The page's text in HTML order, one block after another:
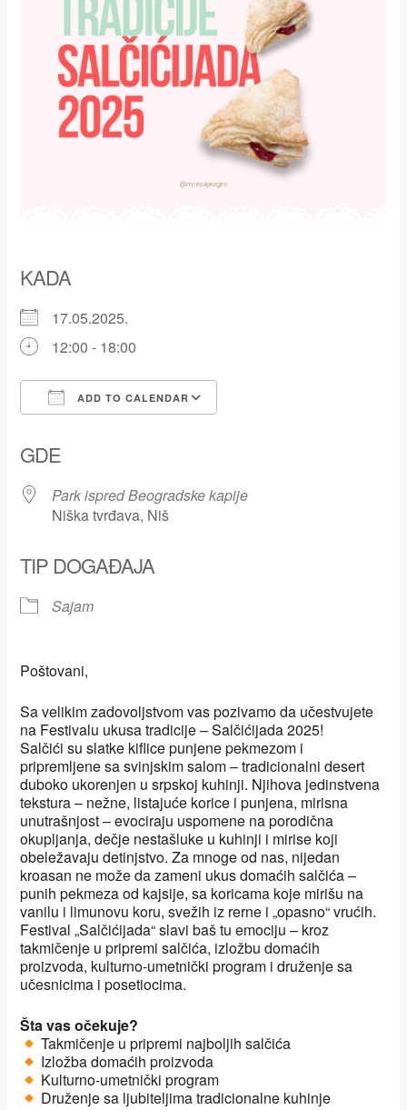
KADA
17.05.2025.
12:00 - 18:00
ADD TO CALENDAR
GDE
Park ispred Beogradske kapije
Niška tvrđava, Niš
TIP DOGAĐAJA
Sajam
Poštovani,
Sa velikim zadovoljstvom vas pozivamo da učestvujete
na Festivalu ukusa tradicije – Salčićijada 2025!
Salčići su slatke kiflice punjene pekmezom i
pripremljene sa svinjskim salom – tradicionalni desert
duboko ukorenjen u srpskoj kuhinji. Njihova jedinstvena
tekstura – nežne, listajuće korice i punjena, mirisna
unutrašnjost – evociraju uspomene na porodična
okupljanja, dečje nestašluke u kuhinji i mirise koji
obeležavaju detinjstvo. Za mnoge od nas, nijedan
kroasan ne može da zameni ukus domaćih salčića –
punih pekmeza od kajsije, sa koricama koje mirišu na
vanilu i limunovu koru, svežih iz rerne i „opasno“ vrućih.
Festival „Salčićijada“ slavi baš tu emociju – kroz
takmičenje u pripremi salčića, izložbu domaćih
proizvoda, kulturno-umetnički program i druženje sa
učesnicima i posetiocima.
Šta vas očekuje?
Takmičenje u pripremi najboljih salčića
Izložba domaćih proizvoda
Kulturno-umetnički program
Druženje sa ljubiteljima tradicionalne kuhinje